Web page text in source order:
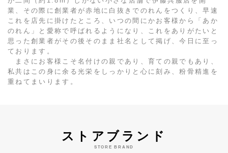
業、その際に創業者が赤地に白抜きでのれんをつくり、早速
これを店先に掛けたところ、いつの間にかお客様から「あか
のれん」と愛称で呼ばれるようになり、これをありがたいと
思った創業者がその後そのまま社名として掲げ、今日に至っ
ております。
まさにお客様こそ名付けの親であり、育ての親でもあり、
私共はこの身に余る光栄をしっかりと心に刻み、粉骨精進を
重ねてまいります。
ストアブランド
STORE BRAND